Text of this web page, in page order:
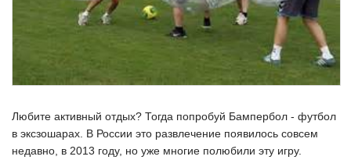
Любите активный отдых? Тогда попробуй Бампербол - футбол
в эксзошарах. В России это развлечение появилось совсем
недавно, в 2013 году, но уже многие полюбили эту игру.